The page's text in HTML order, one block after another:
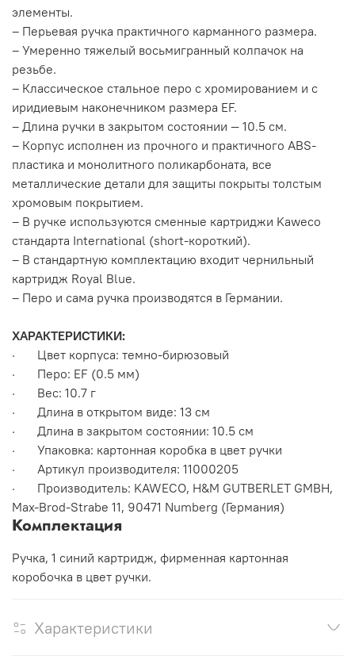
элементы.
– Перьевая ручка практичного карманного размера.
– Умеренно тяжелый восьмигранный колпачок на
резьбе.
– Классическое стальное перо с хромированием и с
иридиевым наконечником размера EF.
– Длина ручки в закрытом состоянии — 10.5 см.
– Корпус исполнен из прочного и практичного ABS-
пластика и монолитного поликарбоната, все
металлические детали для защиты покрыты толстым
хромовым покрытием.
– В ручке используются сменные картриджи Kaweco
стандарта International (short-короткий).
– В стандартную комплектацию входит чернильный
картридж Royal Blue.
– Перо и сама ручка производятся в Германии.
ХАРАКТЕРИСТИКИ:
· Цвет корпуса: темно-бирюзовый
· Перо: EF (0.5 мм)
· Вес: 10.7 г
· Длина в открытом виде: 13 см
· Длина в закрытом состоянии: 10.5 см
· Упаковка: картонная коробка в цвет ручки
· Артикул производителя: 11000205
· Производитель: KAWECO, H&M GUTBERLET GMBH,
Max-Brod-Strabe 11, 90471 Numberg (Германия)
Комплектация
Ручка, 1 cиний картридж, фирменная картонная
коробочка в цвет ручки.
Характеристики